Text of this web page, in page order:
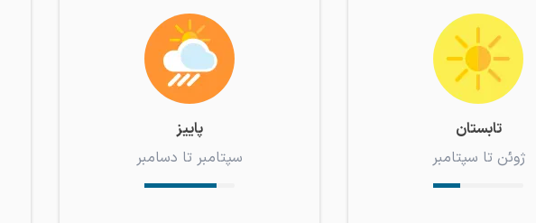
تابستان
ژوئن تا سپتامبر
پاییز
سپتامبر تا دسامبر